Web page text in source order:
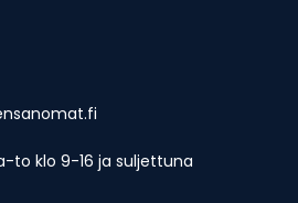
to klo 9-16 ja suljettuna